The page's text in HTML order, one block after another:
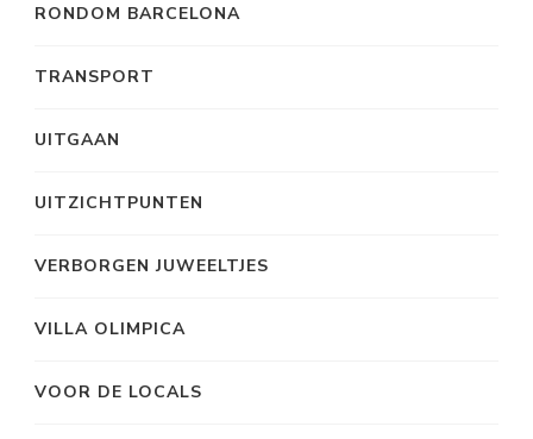
RONDOM BARCELONA
TRANSPORT
UITGAAN
UITZICHTPUNTEN
VERBORGEN JUWEELTJES
VILLA OLIMPICA
VOOR DE LOCALS